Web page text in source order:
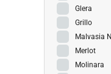
Glera
Grillo
Malvasia
Merlot
Molinara